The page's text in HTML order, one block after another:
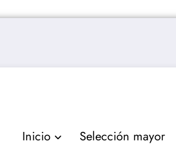
Inicio Selección mayor